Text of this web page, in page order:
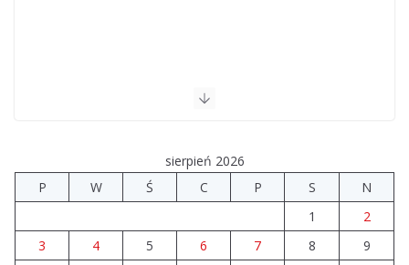
sierpień 2026
P
W Ś C P S
N
1
2
3
4 5 6 7 8
9